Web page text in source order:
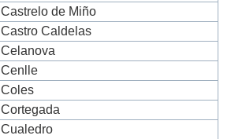
Castrelo de Miño
Castro Caldelas
Celanova
Cenlle
Coles
Cortegada
Cualedro